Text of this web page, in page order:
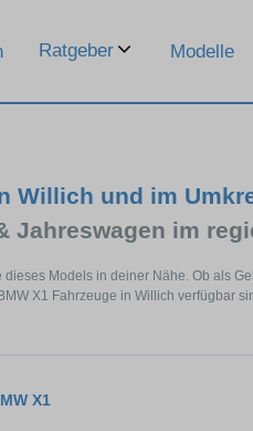
Ratgeber Modelle
Willich und im
Jahreswagen im
Models in deiner Nähe. Ob als
X1 Fahrzeuge in Willich verfügbar
X1